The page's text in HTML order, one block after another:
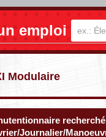
emploi
Modulaire
Journalier/